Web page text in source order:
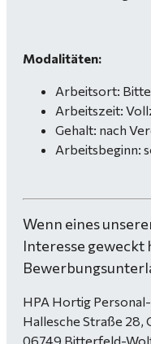
Modalitäten:
Arbeitsort:
Arbeitszeit:
Gehalt: nach
Arbeitsbeginn:
Wenn eines
Interesse geweckt
HPA Hortig
Hallesche Straße 28,
06749 Bitterfeld-